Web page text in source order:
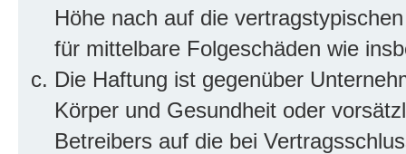
Höhe nach auf die
für mittelbare Folgeschäden wie
Die Haftung ist gegenüber
Körper und Gesundheit oder
Betreibers auf die bei